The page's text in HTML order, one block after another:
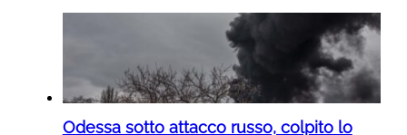
Odessa sotto attacco russo, colpito lo